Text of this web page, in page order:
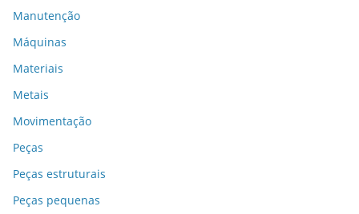
Manutenção
Máquinas
Materiais
Metais
Movimentação
Peças
Peças estruturais
Peças pequenas